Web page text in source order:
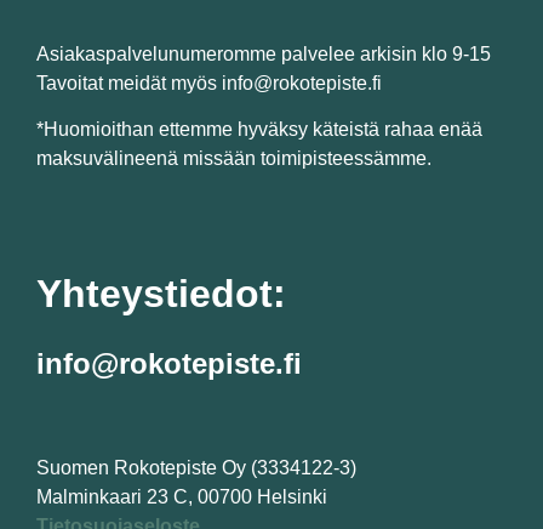
Asiakaspalvelunumeromme palvelee arkisin klo 9-15
Tavoitat meidät myös info@rokotepiste.fi
*Huomioithan ettemme hyväksy käteistä rahaa enää
maksuvälineenä missään toimipisteessämme.
Yhteystiedot:
info@rokotepiste.fi
Suomen Rokotepiste Oy (3334122-3)
Malminkaari 23 C, 00700 Helsinki